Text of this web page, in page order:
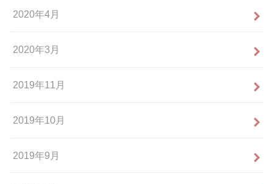
2020年4月
2020年3月
2019年11月
2019年10月
2019年9月